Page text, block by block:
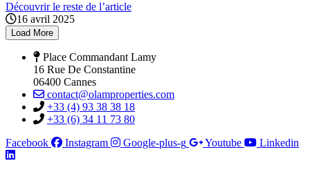
Découvrir le reste de l’article
16 avril 2025
Load More
Place Commandant Lamy
16 Rue De Constantine
06400 Cannes
contact@olamproperties.com
+33 (4) 93 38 38 18
+33 (6) 34 11 73 80
Facebook
Instagram Google-plus-g Youtube Linkedin